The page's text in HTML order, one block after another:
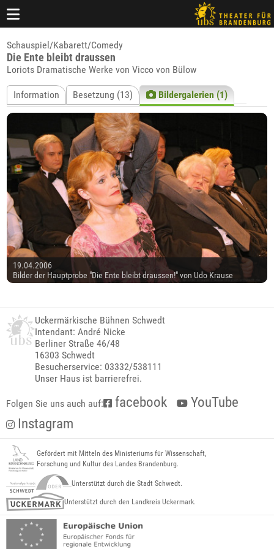
Schauspiel/Kabarett/Comedy
Die Ente bleibt draussen
Loriots Dramatische Werke von Vicco von Bülow
Information Besetzung (13) Bildergalerien (1)
19.04.2006
Bilder der Hauptprobe "Die Ente bleibt draussen!" von Udo Krause
Uckermärkische Bühnen Schwedt
Intendant: André Nicke
Berliner Straße 46/48
16303 Schwedt
Besucherservice: 03332/538111
Unser Haus ist barrierefrei.
Folgen Sie uns auch auf: facebook
YouTube
Instagram
Gefördert mit Mitteln des Ministeriums für Wissenschaft,
Forschung und Kultur des Landes Brandenburg.
Unterstützt durch die Stadt Schwedt.
Unterstützt durch den Landkreis Uckermark.